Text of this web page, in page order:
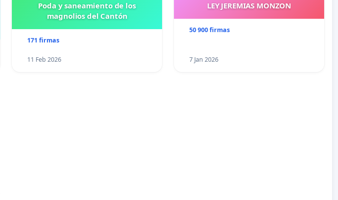
Poda y saneamiento de los
magnolios del Cantón
171 firmas
11 Feb 2026
LEY JEREMIAS MONZON
50 900 firmas
7 Jan 2026